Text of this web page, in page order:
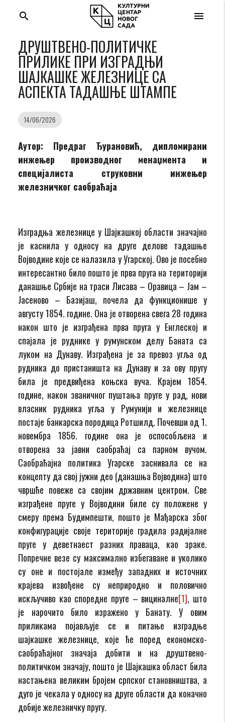
menu
search
ДРУШТВЕНО-ПОЛИТИЧКЕ
ПРИЛИКЕ ПРИ ИЗГРАДЊИ
ШАЈКАШКЕ ЖЕЛЕЗНИЦЕ СА
АСПЕКТА ТАДАШЊЕ ШТАМПЕ
14/06/2026
Аутор: Предраг Ђурановић, дипломирани
инжењер производног менаџмента и
специјалиста струковни инжењер
железничког саобраћаја
Изградња железнице у Шајкашкој области значајно
је каснила у односу на друге делове тадашње
Војводине које се налазила у Угарској. Ово је посебно
интересантно било пошто је прва пруга на територији
данашње Србије на траси Лисава – Оравица – Јам –
Јасеново – Базијаш, почела да функционише у
августу 1854. године. Она је отворена свега 28 година
након што је изграђена прва пруга у Енглеској и
спајала је руднике у румунском делу Баната са
луком на Дунаву. Изграђена је за превоз угља од
рудника до пристаништа на Дунаву и за ову пругу
била је предвиђена коњска вуча. Крајем 1854.
године, након званичног пуштања пруге у рад, нови
власник рудника угља у Румунији и железнице
постаје банкарска породица Ротшилд. Почевши од 1.
новембра 1856. године она је оспособљена и
отворена за јавни саобраћај са парном вучом.
Саобраћајна политика Угарске заснивала се на
концепту да свој јужни део (данашња Војводина) што
чвршће повеже са својим државним центром. Све
изграђене пруге у Војводини биле су положене у
смеру према Будимпешти, пошто је Мађарска због
конфигурације своје територије градила радијалне
пруге у деветнаест разних праваца, као зраке.
Попречне везе су максимално избегаване и уколико
су оне и постојале између западних и источних
крајева извођене су неприродно и половично
искључиво као споредне пруге – вициналне[1], што
је нарочито било изражено у Банату. У овим
приликама појављује се и питање изградње
шајкашке железнице, које ће поред економско-
саобраћајног значаја добити и на друштвено-
политичком значају, пошто је Шајкашка област била
настањена великим бројем српског становништва, а
дуго је чекала у односу на друге области да коначно
добије железничку пругу.